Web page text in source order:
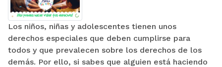
Los niños, niñas y adolescentes tienen unos
derechos especiales que deben cumplirse para
todos y que prevalecen sobre los derechos de los
demás. Por ello, si sabes que alguien está haciendo